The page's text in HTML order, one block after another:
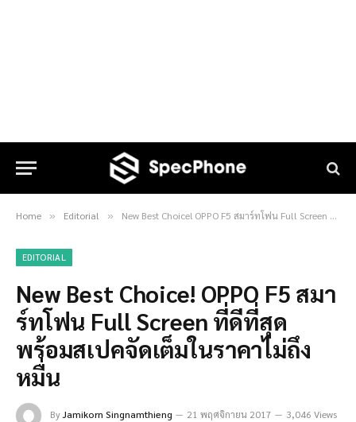
Home » Editorial » New Best Choice! OPPO F5 สมาร์ทโฟน Full Screen ที่ดีที่สุดพร้อมสเปคจัดเต็มในราคาไม่ถึงหมื่น
EDITORIAL
New Best Choice! OPPO F5 สมา
ร์ทโฟน Full Screen ที่ดีที่สุด
พร้อมสเปคจัดเต็มในราคาไม่ถึง
หมื่น
ByJamikorn Singnamthieng 21 พฤศจิกายน 2017 3,046 Views